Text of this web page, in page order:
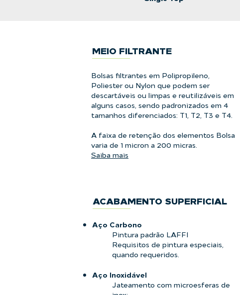
MEIO FILTRANTE
Bolsas filtrantes em Polipropileno,
Poliester ou Nylon que podem ser
descartáveis ou limpas e reutilizáveis em
alguns casos, sendo padronizados em 4
tamanhos diferenciados: T1, T2, T3 e T4.​
A faixa de retenção dos elementos Bolsa
varia de 1 micron a 200 micras.
Saiba mais
ACABAMENTO SUPERFICIAL
Aço Carbono
Pintura padrão LAFFI
Requisitos de pintura especiais,
quando requeridos.
Aço Inoxidável
Jateamento com microesferas de